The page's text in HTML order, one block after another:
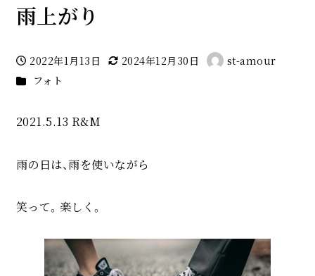
雨上がり
投稿日
2022年1月13日
更新日
2024年12月30日
著
st-amour
カテゴリー
フォト
2021.5.13 R&M
雨の日は、雨を使いながら
笑って。楽しく。